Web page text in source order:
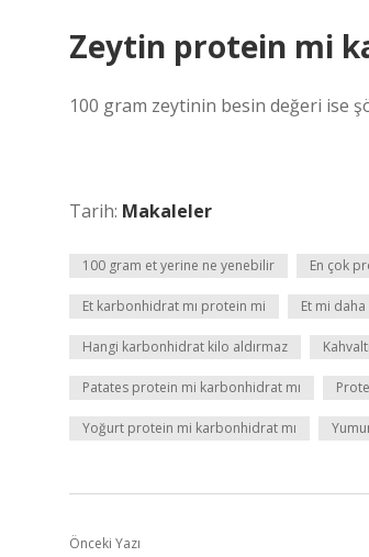
Zeytin protein mi
100 gram zeytinin besin değeri ise
Tarih: Makaleler
100 gram et yerine ne yenebilir En çok
Et karbonhidrat mı protein mi Et mi
Hangi karbonhidrat kilo aldırmaz
Patates protein mi karbonhidrat mı
Yoğurt protein mi karbonhidrat mı
Önceki Yazı